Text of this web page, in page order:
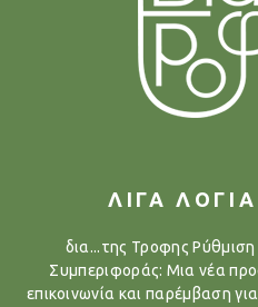
ΛΙΓΑ
δια...της Τροφης
Συμπεριφοράς: Μια νέα
επικοινωνία και παρέμβαση